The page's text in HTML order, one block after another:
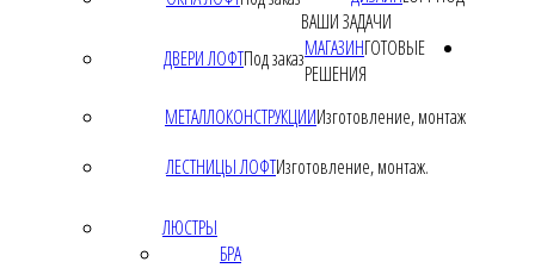
ДВЕРИ ЛОФТПод заказ
МЕТАЛЛОКОНСТРУКЦИИИзготовление, монтаж
ЛЕСТНИЦЫ ЛОФТИзготовление, монтаж.
ЛЮСТРЫ
БРА
ВАШИ ЗАДАЧИ
МАГАЗИНГОТОВЫЕ
РЕШЕНИЯ